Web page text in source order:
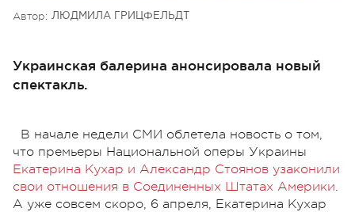
Автор: ЛЮДМИЛА ГРИЦФЕЛЬДТ
Украинская балерина анонсировала новый
спектакль.
В начале недели СМИ облетела новость о том,
что премьеры Национальной оперы Украины
Екатерина Кухар и Александр Стоянов узаконили
свои отношения в Соединенных Штатах Америки.
А уже совсем скоро, 6 апреля, Екатерина Кухар